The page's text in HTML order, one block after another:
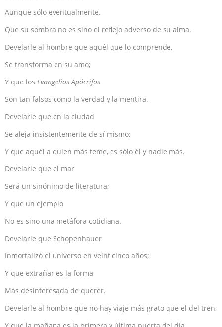
Aunque sólo eventualmente.
Que su sombra no es sino el reflejo adverso de su alma.
Develarle al hombre que aquél que lo comprende,
Se transforma en su amo;
Y que los Evangelios Apócrifos
Son tan falsos como la verdad y la mentira.
Develarle que en la ciudad
Se aleja insistentemente de sí mismo;
Y que aquél a quien más teme, es sólo él y nadie más.
Develarle que el mar
Será un sinónimo de literatura;
Y que un ejemplo
No es sino una metáfora cotidiana.
Develarle que Schopenhauer
Inmortalizó el universo en veinticinco años;
Y que extrañar es la forma
Más desinteresada de querer.
Develarle al hombre que no hay viaje más grato que el del tren,